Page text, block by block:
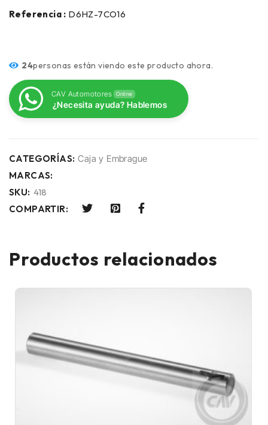
Referencia : D6HZ-7CO16
24personas están viendo este producto ahora.
CAV Automotores Online
¿Necesita ayuda? Hablemos
CATEGORÍAS: Caja y Embrague
MARCAS:
SKU: 418
COMPARTIR:
Productos relacionados